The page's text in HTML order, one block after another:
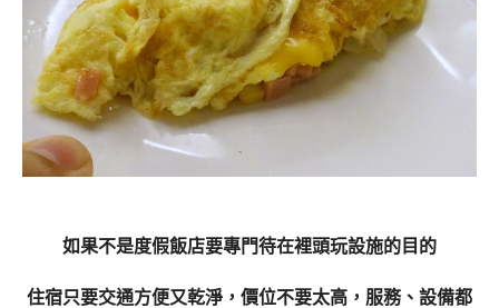
如果不是度假飯店要專門待在裡頭玩設施的目的
住宿只要交通方便又乾淨，價位不要太高，服務、設備都